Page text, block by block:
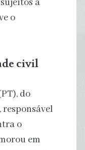
a
o
civil
do
o
em